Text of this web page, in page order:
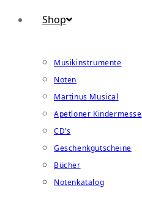
Shop
Musikinstrumente
Noten
Martinus Musical
Apetloner Kindermesse
CD’s
Geschenkgutscheine
Bücher
Notenkatalog